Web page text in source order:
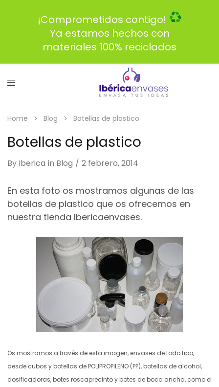
Home Blog Botellas de plastico
Botellas de plastico
By Iberica in Blog 2 febrero, 2014
En esta foto os mostramos algunas de las
botellas de plastico que os ofrecemos en
nuestra tienda Ibericaenvases.
Os mostramos a través de esta imagen, envases de todo tipo,
desde cubos y botellas de POLIPROPILENO (PP), botellas de alcohol,
dosificadoras,botes roscaprecinto y botes de boca ancha, como el
¡Comprometidos contigo!
Ya estamos hechos con
materiales 100% reciclados